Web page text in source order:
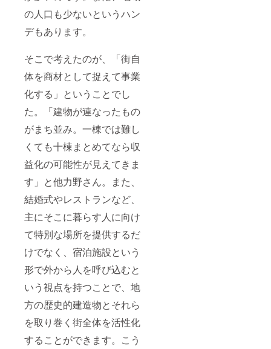
の人口も少ないというハン
デもあります。
そこで考えたのが、「街自
体を商材として捉えて事業
化する」ということでし
た。「建物が連なったもの
がまち並み。一棟では難し
くても十棟まとめてなら収
益化の可能性が見えてきま
す」と他力野さん。また、
結婚式やレストランなど、
主にそこに暮らす人に向け
て特別な場所を提供するだ
けでなく、宿泊施設という
形で外から人を呼び込むと
いう視点を持つことで、地
方の歴史的建造物とそれら
を取り巻く街全体を活性化
することができます。こう